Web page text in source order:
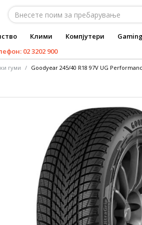
Клими Компјутери
02 3202 900
гуми Goodyear 245/40 R18 97V UG